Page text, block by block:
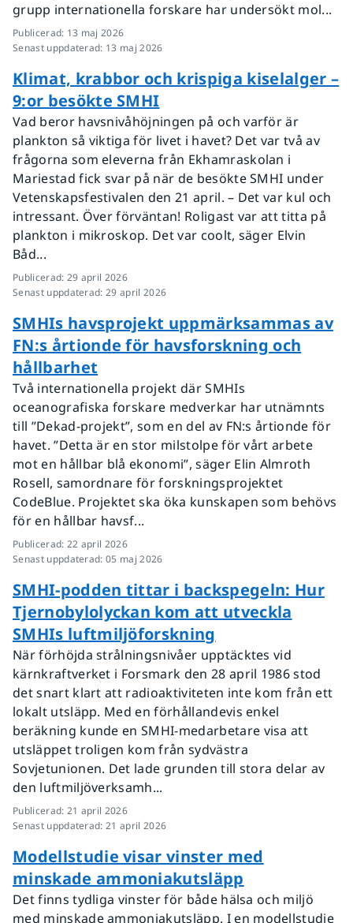
grupp internationella forskare har undersökt mol...
Publicerad: 13 maj 2026
Senast uppdaterad: 13 maj 2026
Klimat, krabbor och krispiga kiselalger –
9:or besökte SMHI
Vad beror havsnivåhöjningen på och varför är
plankton så viktiga för livet i havet? Det var två av
frågorna som eleverna från Ekhamraskolan i
Mariestad fick svar på när de besökte SMHI under
Vetenskapsfestivalen den 21 april. – Det var kul och
intressant. Över förväntan! Roligast var att titta på
plankton i mikroskop. Det var coolt, säger Elvin
Båd...
Publicerad: 29 april 2026
Senast uppdaterad:29 april 2026
SMHIs havsprojekt uppmärksammas av
FN:s årtionde för havsforskning och
hållbarhet
Två internationella projekt där SMHIs
oceanografiska forskare medverkar har utnämnts
till ”Dekad-projekt”, som en del av FN:s årtionde för
havet. ”Detta är en stor milstolpe för vårt arbete
mot en hållbar blå ekonomi”, säger Elin Almroth
Rosell, samordnare för forskningsprojektet
CodeBlue. Projektet ska öka kunskapen som behövs
för en hållbar havsf...
Publicerad: 22 april 2026
Senast uppdaterad:05 maj 2026
SMHI-podden tittar i backspegeln: Hur
Tjernobylolyckan kom att utveckla
SMHIs luftmiljöforskning
När förhöjda strålningsnivåer upptäcktes vid
kärnkraftverket i Forsmark den 28 april 1986 stod
det snart klart att radioaktiviteten inte kom från ett
lokalt utsläpp. Med en förhållandevis enkel
beräkning kunde en SMHI-medarbetare visa att
utsläppet troligen kom från sydvästra
Sovjetunionen. Det lade grunden till stora delar av
den luftmiljöverksamh...
Publicerad: 21 april 2026
Senast uppdaterad:21 april 2026
Modellstudie visar vinster med
minskade ammoniakutsläpp
Det finns tydliga vinster för både hälsa och miljö
med minskade ammoniakutsläpp. I en modellstudie